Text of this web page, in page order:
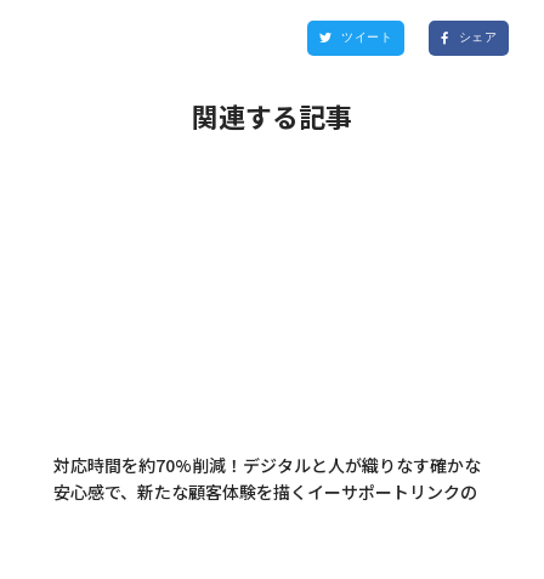
 ツイート  シェア
関連する記事
対応時間を約70%削減！デジタルと人が織りなす確かな
安心感で、新たな顧客体験を描くイーサポートリンクの